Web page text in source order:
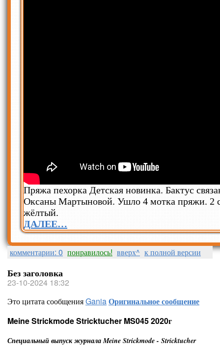
Пряжа пехорка Детская новинка. Бактус
Оксаны Мартыновой. Ушло 4 мотка пряжи. 2
жёлтый.
ДАЛЕЕ…
комментарии: 0 понравилось! вверх^ к полной версии
Без заголовка
23-10-2024 18:32
Это цитата сообщенияGaniaОригинальное сообщение
Meine Strickmode Stricktucher MS045 2020г
Специальный выпуск журнала Meine Strickmode - Stricktucher